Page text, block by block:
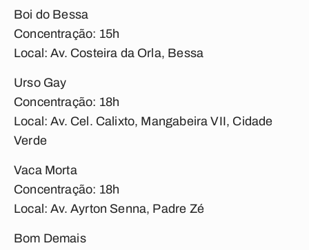
Boi do Bessa
Concentração: 15h
Local: Av. Costeira da Orla, Bessa
Urso Gay
Concentração: 18h
Local: Av. Cel. Calixto, Mangabeira VII, Cidade
Verde
Vaca Morta
Concentração: 18h
Local: Av. Ayrton Senna, Padre Zé
Bom Demais